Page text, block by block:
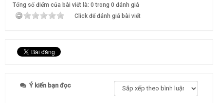
Tổng số điểm của bài viết là: 0 trong 0 đánh giá
Click để đánh giá bài viết
Ý kiến bạn đọc